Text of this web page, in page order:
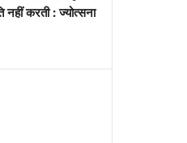
नहीं करती : ज्योत्सना